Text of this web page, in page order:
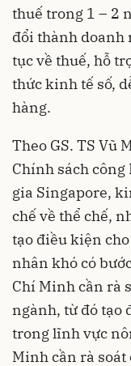
thuế trong 1 – 2
đổi thành doanh
tục về thuế, hỗ
thức kinh tế số,
hàng.
Theo GS. TS Vũ
Chính sách công
gia Singapore,
chế về thể chế,
tạo điều kiện
nhân khó có
Chí Minh cần rà
ngành, từ đó tạo
trong lĩnh vực
Minh cần rà